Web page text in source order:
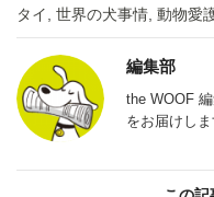
タイ, 世界の犬事情, 動物愛
編集部
the WOOF
をお届けしま